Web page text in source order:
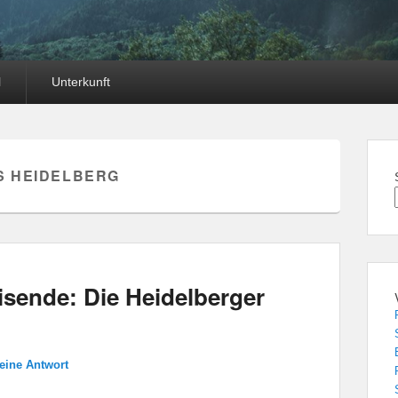
Unterkunft
HEIDELBERG
Die Heidelberger
Antwort